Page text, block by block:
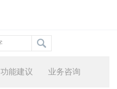
功能建议 业务咨询